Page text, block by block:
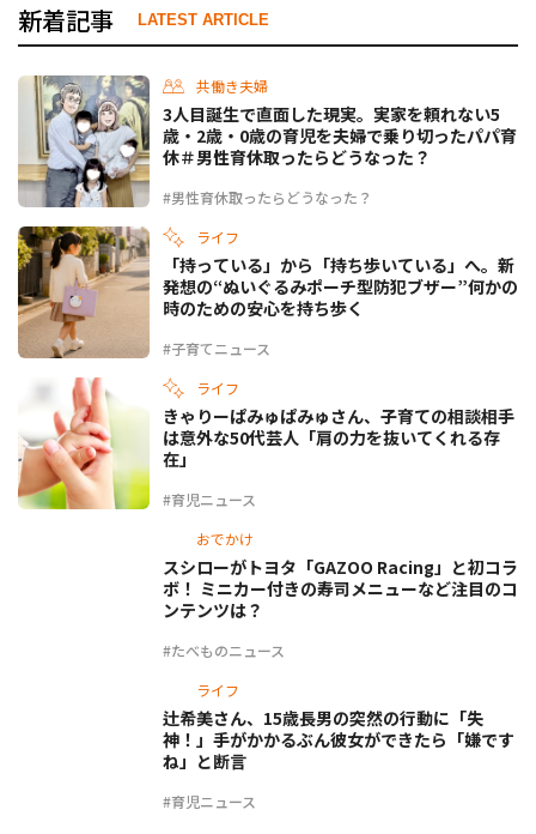
新着記事 LATEST ARTICLE
共働き夫婦
#男性育休取ったらどうなった？
3人目誕生で直面した現実。実家を頼れない5
歳・2歳・0歳の育児を夫婦で乗り切ったパパ育
休＃男性育休取ったらどうなった？
ライフ
#子育てニュース
「持っている」から「持ち歩いている」へ。新
発想の“ぬいぐるみポーチ型防犯ブザー”何かの
時のための安心を持ち歩く
ライフ
#育児ニュース
きゃりーぱみゅぱみゅさん、子育ての相談相手
は意外な50代芸人「肩の力を抜いてくれる存
在」
おでかけ
#たべものニュース
スシローがトヨタ「GAZOO Racing」と初コラ
ボ！ ミニカー付きの寿司メニューなど注目のコ
ンテンツは？
ライフ
#育児ニュース
辻希美さん、15歳長男の突然の行動に「失
神！」手がかかるぶん彼女ができたら「嫌です
ね」と断言